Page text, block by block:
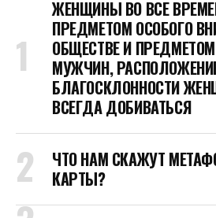
ЖЕНЩИНЫ ВО ВСЕ
ПРЕДМЕТОМ ОСОБОГО
ОБЩЕСТВЕ И
МУЖЧИН,
БЛАГОСКЛОННОСТИ
ВСЕГДА ДОБИВАТЬСЯ
ЧТО НАМ СКАЖУТ
КАРТЫ?